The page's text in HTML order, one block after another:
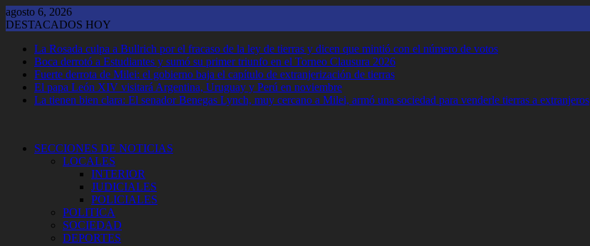
Saltar
al
agosto 6, 2026
DESTACADOS HOY
La Rosada culpa a Bullrich por el fracaso de la ley de tierras y dicen que mintió con el número de votos
Boca derrotó a Estudiantes y sumó su primer triunfo en el Torneo Clausura 2026
Fuerte derrota de Milei: el gobierno baja el capítulo de extranjerización de tierras
El papa León XIV visitará Argentina, Uruguay y Perú en noviembre
La tienen bien clara: El senador Benegas Lynch, muy cercano a Milei, armó una sociedad para venderle tierras a extranjeros
SECCIONES DE NOTICIAS
LOCALES
INTERIOR
JUDICIALES
POLICIALES
POLITICA
SOCIEDAD
DEPORTES